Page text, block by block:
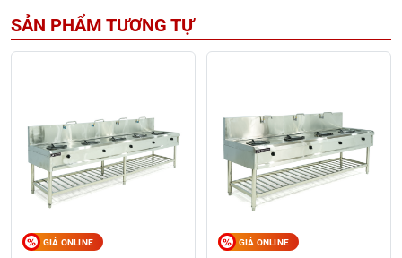
SẢN PHẨM TƯƠNG TỰ
GIÁ ONLINE GIÁ ONLINE